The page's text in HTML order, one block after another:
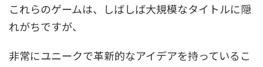
これらのゲームは、しばしば大規模なタイトルに隠
れがちですが、
非常にユニークで革新的なアイデアを持っているこ